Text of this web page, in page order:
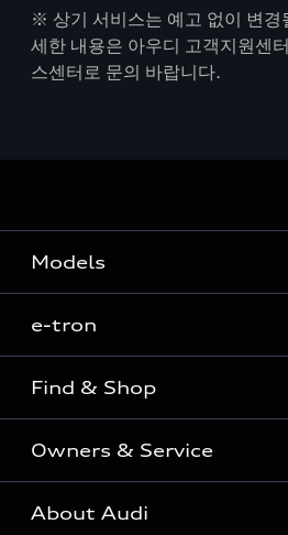
※ 상기 서비스는 예고 없이 변경
세한 내용은 아우디 고객지원센
스센터로 문의 바랍니다.
Models
Sedan
SUV
Coupe
S range
e-tron
e-tron
Find & Shop
전시장/AAP 전시장/AS센터
아우디 신차 재고
Owners & Service
고객안내
About Audi